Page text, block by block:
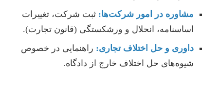
مشاوره در امور شرکت‌ها: ثبت شرکت، تغییرات
اساسنامه، انحلال و ورشکستگی (قانون تجارت).
داوری و حل اختلاف تجاری: راهنمایی در خصوص
شیوه‌های حل اختلاف خارج از دادگاه.